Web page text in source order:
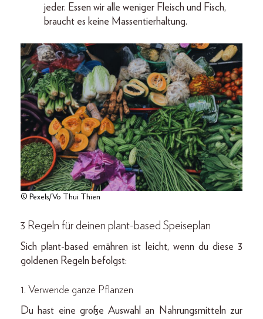
jeder. Essen wir alle weniger Fleisch und Fisch,
braucht es keine Massentierhaltung.
© Pexels/Vo Thui Thien
3 Regeln für deinen plant-based Speiseplan
Sich plant-based ernähren ist leicht, wenn du diese 3
goldenen Regeln befolgst:
1. Verwende ganze Pflanzen
Du hast eine große Auswahl an Nahrungsmitteln zur